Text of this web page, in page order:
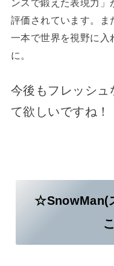
ンスで鍛えた表現力」
評価されています。ま
一本で世界を視野に入
に。
今後もフレッシュ
て欲しいですね！
☆SnowMan(